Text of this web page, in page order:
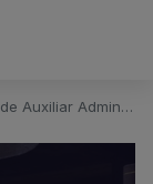
de la Junta de Extremadura?